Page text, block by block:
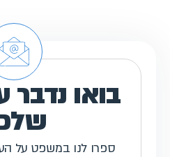
בואו
ספרו לנו במשפט על